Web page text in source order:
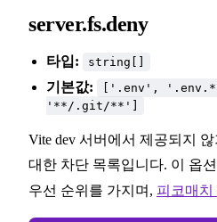
server.fs.deny
타입: string[]
기본값:
['.env',
'**/.git/**']
Vite dev 서버에서 제공되지
대한 차단 목록입니다. 이 옵
우선 순위를 가지며, 피코매치